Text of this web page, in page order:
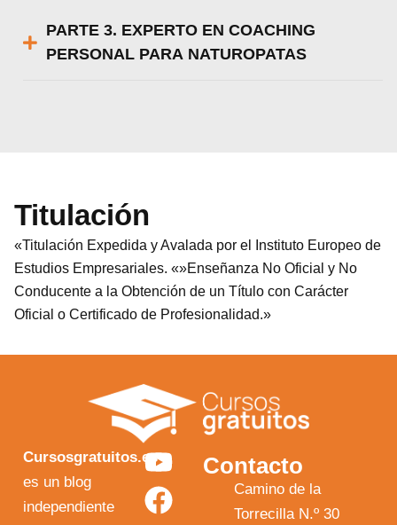
PARTE 3. EXPERTO EN COACHING
PERSONAL PARA NATUROPATAS
Titulación
«Titulación Expedida y Avalada por el Instituto Europeo de
Estudios Empresariales. «»Enseñanza No Oficial y No
Conducente a la Obtención de un Título con Carácter
Oficial o Certificado de Profesionalidad.»
Cursosgratuitos.es
es un blog
independiente
Y
o
u
F
a
c
I
n
s
X
-
t
Contacto
Camino de la
Torrecilla N.º 30